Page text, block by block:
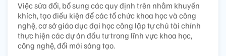
Việc sửa đổi, bổ sung các quy định trên nhằm khuyến
khích, tạo điều kiện để các tổ chức khoa học và công
nghệ, cơ sở giáo dục đại học công lập tự chủ tài chính
thực hiện các dự án đầu tư trong lĩnh vực khoa học,
công nghệ, đổi mới sáng tạo.